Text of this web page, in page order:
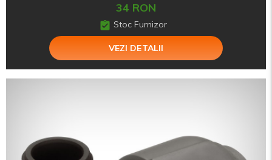
34 RON
Stoc Furnizor
VEZI DETALII